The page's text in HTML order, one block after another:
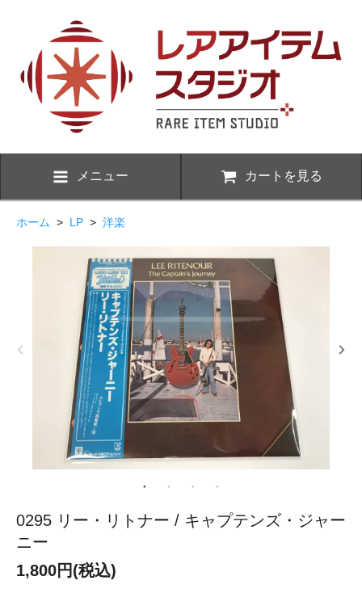
メニュー カートを見る
ホーム > LP > 洋楽
0295 リー・リトナー / キャプテンズ・ジャー
ニー
1,800円(税込)